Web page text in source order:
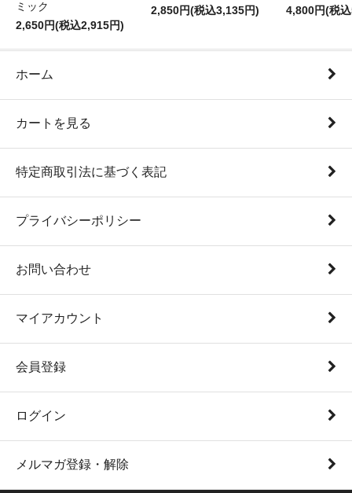
ミック
2,650円(税込2,915円)
2,850円(税込3,135円)
4,800円(税
ホーム
カートを見る
特定商取引法に基づく表記
プライバシーポリシー
お問い合わせ
マイアカウント
会員登録
ログイン
メルマガ登録・解除